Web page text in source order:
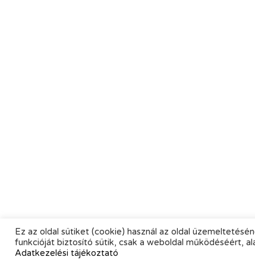
Ez az oldal sütiket (cookie) használ az oldal
funkcióját biztosító sütik, csak a weboldal működéséért,
Adatkezelési tájékoztató